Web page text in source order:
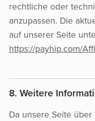
rechtliche oder
anzupassen. Die
auf unserer Seite
https://payhip.com/
8. Weitere
Da unsere Seite